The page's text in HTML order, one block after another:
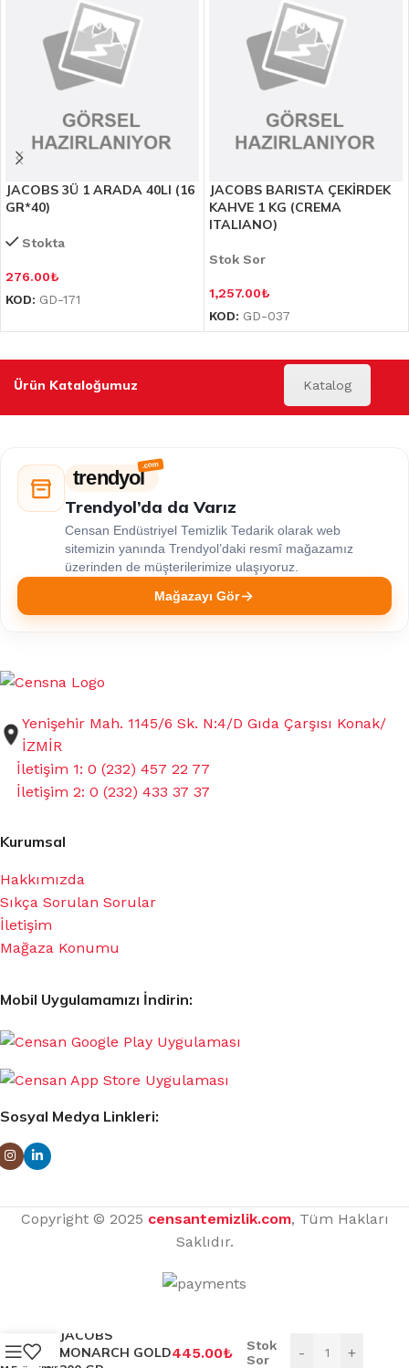
JACOBS 3Ü 1 ARADA 40LI (16
GR*40)
Stokta
276.00₺
KOD: GD-171
JACOBS BARISTA ÇEKİRDEK
KAHVE 1 KG (CREMA
ITALIANO)
Stok Sor
1,257.00₺
KOD: GD-037
Ürün Kataloğumuz Katalog
trendyol
Trendyol’da da Varız
Censan Endüstriyel Temizlik Tedarik olarak web
sitemizin yanında Trendyol’daki resmî mağazamız
üzerinden de müşterilerimize ulaşıyoruz.
Mağazayı Gör
Yenişehir Mah. 1145/6 Sk. N:4/D Gıda Çarşısı Konak/
İZMİR
İletişim 1: 0 (232) 457 22 77
İletişim 2: 0 (232) 433 37 37
Kurumsal
Hakkımızda
Sıkça Sorulan Sorular
İletişim
Mağaza Konumu
Mobil Uygulamamızı İndirin:
Sosyal Medya Linkleri:
Copyright © 2025 censantemizlik.com, Tüm Hakları
Saklıdır.
JACOBS
MONARCH GOLD445.00₺
Stok
Sor
- +